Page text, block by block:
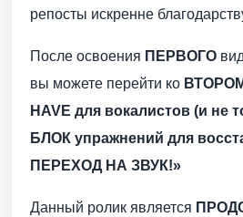
репосты искренне
После освоения ПЕРВОГО
вы можете перейти ко
HAVE для вокалистов (и не
БЛОК упражнений для
ПЕРЕХОД НА ЗВУК!»
Данный ролик является